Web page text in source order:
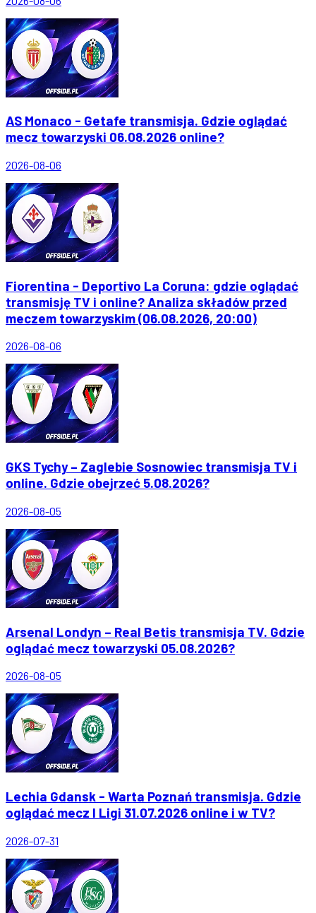
AS Monaco - Getafe transmisja. Gdzie oglądać
mecz towarzyski 06.08.2026 online?
2026-08-06
Fiorentina - Deportivo La Coruna: gdzie oglądać
transmisję TV i online? Analiza składów przed
meczem towarzyskim (06.08.2026, 20:00)
2026-08-06
GKS Tychy – Zaglebie Sosnowiec transmisja TV i
online. Gdzie obejrzeć 5.08.2026?
2026-08-05
Arsenal Londyn – Real Betis transmisja TV. Gdzie
oglądać mecz towarzyski 05.08.2026?
2026-08-05
Lechia Gdansk - Warta Poznań transmisja. Gdzie
oglądać mecz I Ligi 31.07.2026 online i w TV?
2026-07-31